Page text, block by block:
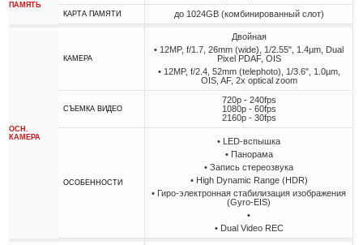
ПАМЯТЬ
КАРТА ПАМЯТИ до 1024GB (комбинированный слот)
ОСН.
КАМЕРА
КАМЕРА
Двойная
• 12MP, f/1.7, 26mm (wide), 1/2.55", 1.4µm, Dual
Pixel PDAF, OIS
• 12MP, f/2.4, 52mm (telephoto), 1/3.6", 1.0µm,
OIS, AF, 2x optical zoom
СЪЕМКА ВИДЕО
720p - 240fps
1080p - 60fps
2160p - 30fps
ОСОБЕННОСТИ
• LED-вспышка
• Панорама
• Запись стереозвука
• High Dynamic Range (HDR)
• Гиро-электронная стабилизация изображения
(Gyro-EIS)
•
• Dual Video REC